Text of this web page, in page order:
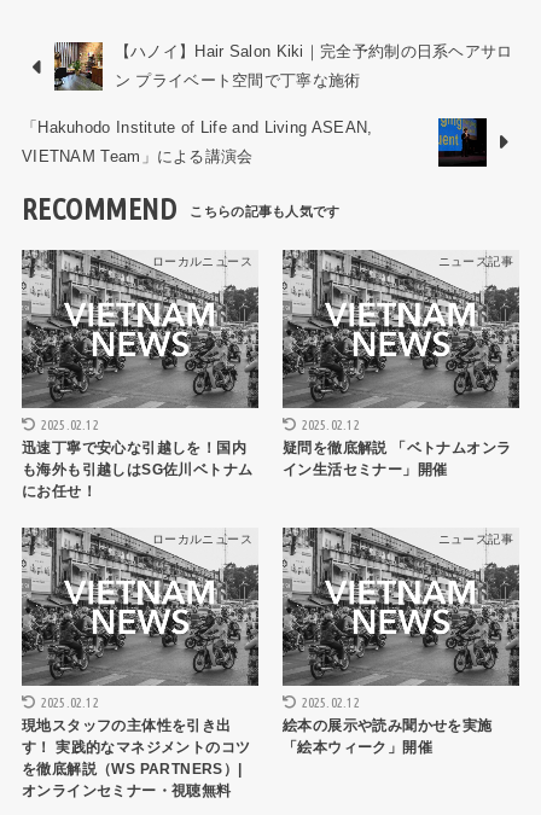
【ハノイ】Hair Salon Kiki｜完全予約制の日系ヘアサロ
ン プライベート空間で丁寧な施術
「Hakuhodo Institute of Life and Living ASEAN,
VIETNAM Team」による講演会
RECOMMEND
ローカルニュース
2025.02.12
迅速丁寧で安心な引越しを！国内
も海外も引越しはSG佐川ベトナム
にお任せ！
ニュース記事
2025.02.12
疑問を徹底解説 「ベトナムオンラ
イン生活セミナー」開催
ローカルニュース
2025.02.12
現地スタッフの主体性を引き出
す！ 実践的なマネジメントのコツ
を徹底解説（WS PARTNERS）|
オンラインセミナー・視聴無料
ニュース記事
2025.02.12
絵本の展示や読み聞かせを実施
「絵本ウィーク」開催